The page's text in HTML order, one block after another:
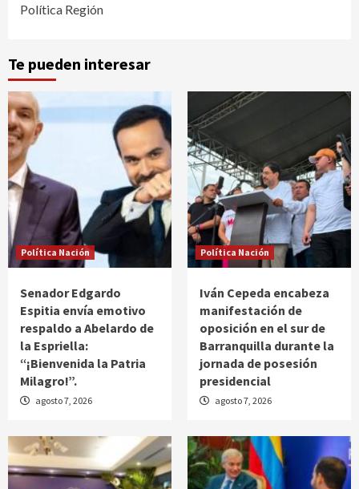
Política Región
Te pueden interesar
Política Nación
Senador Edgardo
Espitia envía emotivo
respaldo a Abelardo de
la Espriella:
“¡Bienvenida la Patria
Milagro!”.
agosto 7, 2026
Política Nación
Iván Cepeda encabeza
manifestación de
oposición en el sur de
Barranquilla durante la
jornada de posesión
presidencial
agosto 7, 2026